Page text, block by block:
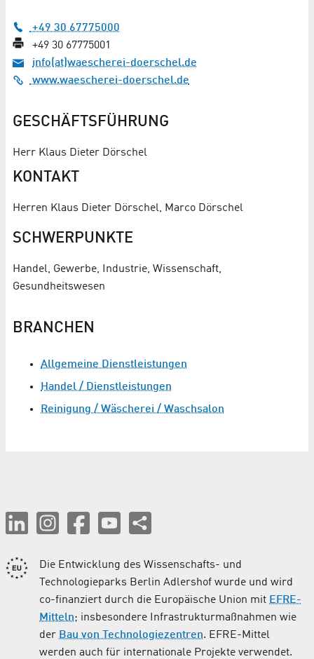
+49 30 67775000
+49 30 67775001
info(at)waescherei-doerschel.de
www.waescherei-doerschel.de
GESCHÄFTSFÜHRUNG
Herr Klaus Dieter Dörschel
KONTAKT
Herren Klaus Dieter Dörschel, Marco Dörschel
SCHWERPUNKTE
Handel, Gewerbe, Industrie, Wissenschaft,
Gesundheitswesen
BRANCHEN
Allgemeine Dienstleistungen
Handel / Dienstleistungen
Reinigung / Wäscherei / Waschsalon
Die Entwicklung des Wissenschafts- und
Technologieparks Berlin Adlershof wurde und wird
co-finanziert durch die Europäische Union mit EFRE-
Mitteln; insbesondere Infrastrukturmaßnahmen wie
der Bau von Technologiezentren. EFRE-Mittel
werden auch für internationale Projekte verwendet.